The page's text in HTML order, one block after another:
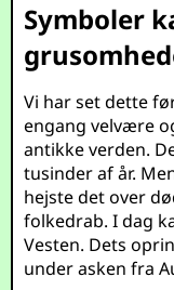
Symboler
Vi har set dette
engang velvære
antikke verden.
tusinder af år.
hejste det over
folkedrab. I dag
Vesten. Dets
under asken fra